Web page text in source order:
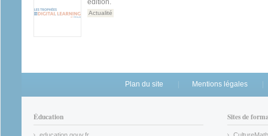
édition.
Actualité
Plan du site Mentions légales
Éducation Sites de